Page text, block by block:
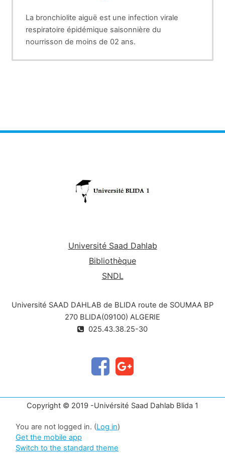
La bronchiolite aiguë est une infection virale
respiratoire épidémique saisonnière du
nourrisson de moins de 02 ans.
d’accueil des urgences et d’hospitalisation de
Université Saad Dahlab
Bibliothèque
SNDL
Université SAAD DAHLAB de BLIDA route de SOUMAA BP
270 BLIDA(09100) ALGERIE
025.43.38.25-30
Copyright © 2019 -Univérsité Saad Dahlab Blida 1
You are not logged in. (Log in)
Get the mobile app
Switch to the standard theme